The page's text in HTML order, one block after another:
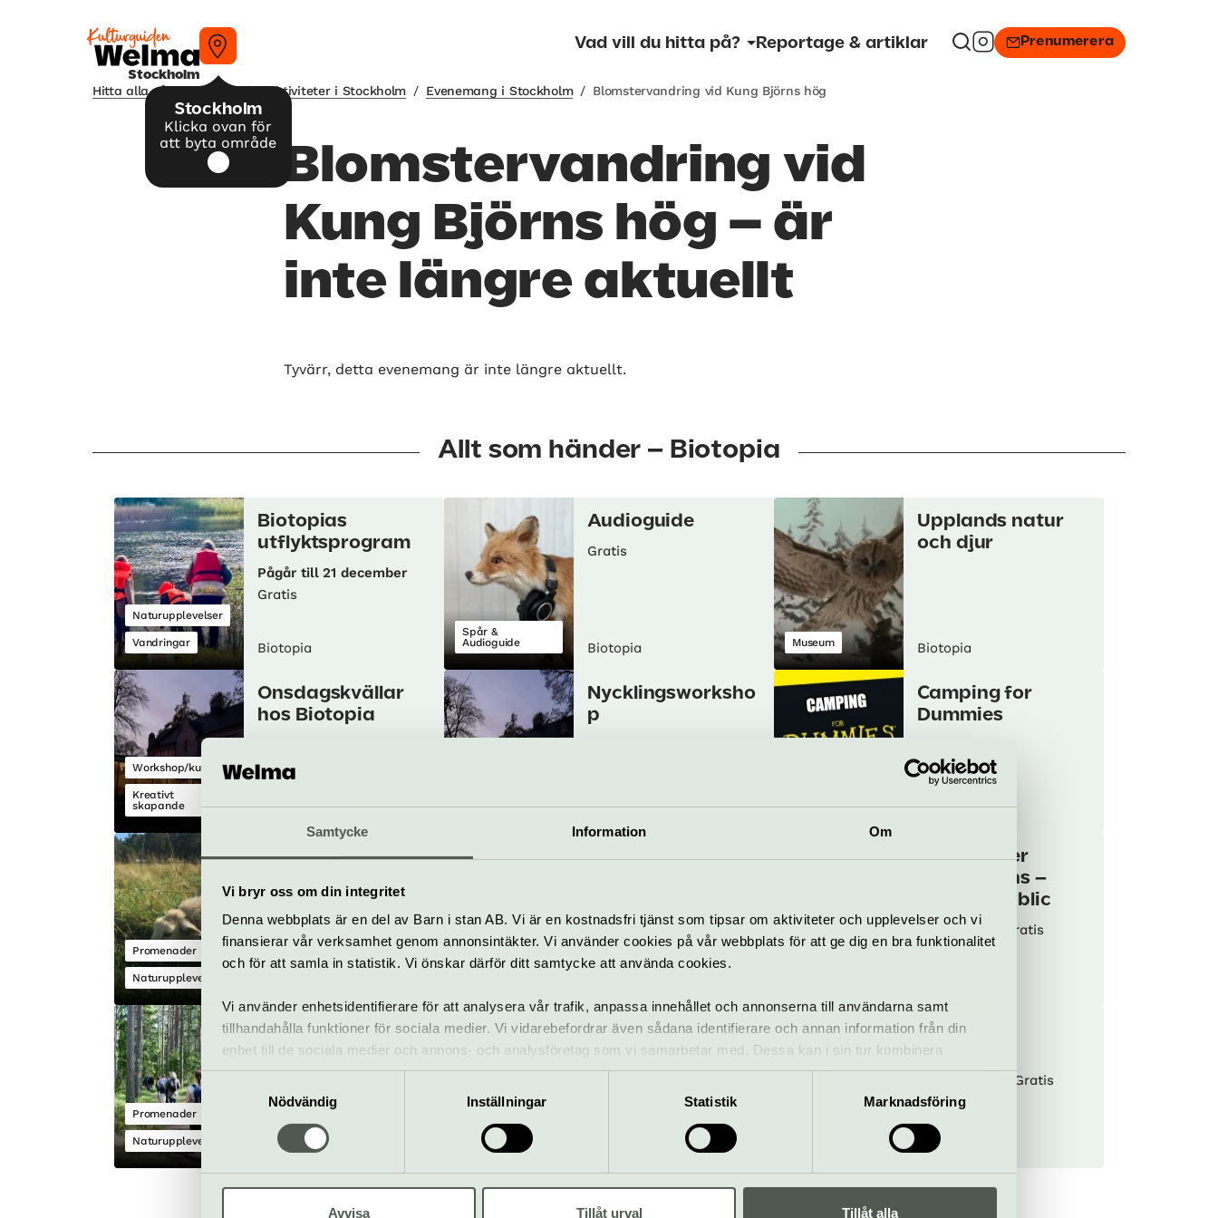
Samtycke Information Om
Vi bryr oss om din integritet
Denna webbplats är en del av Barn i stan AB. Vi är en kostnadsfri tjänst som tipsar om aktiviteter och upplevelser och vi
finansierar vår verksamhet genom annonsintäkter. Vi använder cookies på vår webbplats för att ge dig en bra funktionalitet
och för att samla in statistik. Vi önskar därför ditt samtycke att använda cookies.
Vi använder enhetsidentifierare för att analysera vår trafik, anpassa innehållet och annonserna till användarna samt
tillhandahålla funktioner för sociala medier. Vi vidarebefordrar även sådana identifierare och annan information från din
enhet till de sociala medier och annons- och analysföretag som vi samarbetar med. Dessa kan i sin tur kombinera
informationen med annan information som du har tillhandahållit eller som de har samlat in när du har använt deras tjänster.
Samtyckesval
Nödvändig
Inställningar Statistik Marknadsföring
Avvisa Tillåt urval Tillåt alla
Stockholm
Stockholm
Klicka ovan för
att byta område
Vad vill du hitta på? Reportage & artiklar Prenumerera
Hitta alla våra tips på kulturaktiviteter i Stockholm / Evenemang i Stockholm / Blomstervandring vid Kung Björns hög
Blomstervandring vid
Kung Björns hög – är
inte längre aktuellt
Tyvärr, detta evenemang är inte längre aktuellt.
Allt som händer – Biotopia
Naturupplevelser
Vandringar
Biotopias
utflyktsprogram
Pågår till 21 december
Gratis
Biotopia
Spår &
Audioguide
Audioguide
Gratis
Biotopia Museum
Upplands natur
och djur
Biotopia
Workshop/kurs
Kreativt
skapande
Onsdagskvällar
hos Biotopia
Biotopia Workshop/kurs
Nycklingsworksho
p
Biotopia Naturupplevelser
Camping for
Dummies
Biotopia
Promenader
Naturupplevelser
Vandring med sju
Kultur och geologi
Laga kläder
tillsammans –
Mend in Public
9 sep–4 nov Gratis
Promenader
Naturupplevelser
Vandringens dag:
Älvkarleby-Marma
Biotopia Naturupplevelser
Kartpromenad på
Lilla Djurgården
Nyfiken på
svampar
Gratis
Biotopia
Jul klädbyte &
skapa julkläder